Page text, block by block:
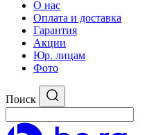
О нас
Оплата и доставка
Гарантия
Акции
Юр. лицам
Фото
Поиск